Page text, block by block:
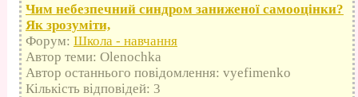
Чим небезпечний синдром заниженої самооцінки?
Як зрозуміти,
Форум: Школа - навчання
Автор теми: Olenochka
Автор останнього повідомлення: vyefimenko
Кількість відповідей: 3